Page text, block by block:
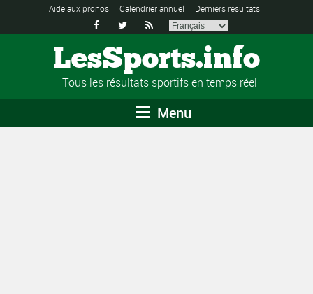
Aide aux pronos Calendrier annuel Derniers résultats
  
LesSports.info
Tous les résultats sportifs en temps réel
Menu